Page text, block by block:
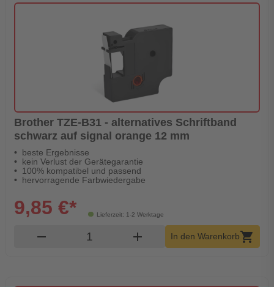
Brother TZE-B31 - alternatives Schriftband
schwarz auf signal orange 12 mm
beste Ergebnisse
kein Verlust der Gerätegarantie
100% kompatibel und passend
hervorragende Farbwiedergabe
Lieferzeit: 1-2 Werktage
9,85 €*
remove Produkt Warenkorb Menge
add In den Warenkorbshopping_cart